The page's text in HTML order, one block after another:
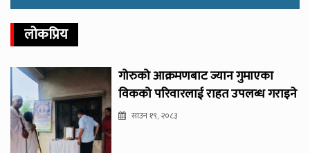
लोकप्रिय
गोरुको आक्रमणबाट ज्यान गुमाएका
विकको परिवारलाई राहत उपलब्ध गराइने
साउन १९, २०८३